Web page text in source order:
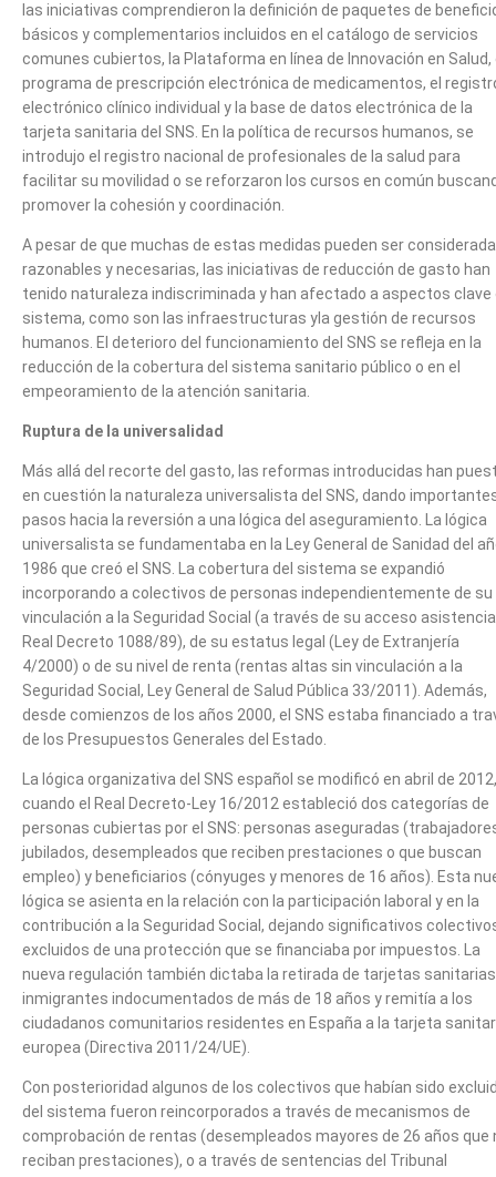
las iniciativas comprendieron la definición de paquetes de
básicos y complementarios incluidos en el catálogo de servicios
comunes cubiertos, la Plataforma en línea de Innovación en Salud,
programa de prescripción electrónica de medicamentos, el
electrónico clínico individual y la base de datos electrónica de la
tarjeta sanitaria del SNS. En la política de recursos humanos, se
introdujo el registro nacional de profesionales de la salud para
facilitar su movilidad o se reforzaron los cursos en común
promover la cohesión y coordinación.
A pesar de que muchas de estas medidas pueden ser
razonables y necesarias, las iniciativas de reducción de gasto han
tenido naturaleza indiscriminada y han afectado a aspectos clave
sistema, como son las infraestructuras yla gestión de recursos
humanos. El deterioro del funcionamiento del SNS se refleja en la
reducción de la cobertura del sistema sanitario público o en el
empeoramiento de la atención sanitaria.
Ruptura de la universalidad
Más allá del recorte del gasto, las reformas introducidas han
en cuestión la naturaleza universalista del SNS, dando
pasos hacia la reversión a una lógica del aseguramiento. La lógica
universalista se fundamentaba en la Ley General de Sanidad del
1986 que creó el SNS. La cobertura del sistema se expandió
incorporando a colectivos de personas independientemente de su
vinculación a la Seguridad Social (a través de su acceso
Real Decreto 1088/89), de su estatus legal (Ley de Extranjería
4/2000) o de su nivel de renta (rentas altas sin vinculación a la
Seguridad Social, Ley General de Salud Pública 33/2011). Además,
desde comienzos de los años 2000, el SNS estaba financiado a
de los Presupuestos Generales del Estado.
La lógica organizativa del SNS español se modificó en abril de 2012,
cuando el Real Decreto-Ley 16/2012 estableció dos categorías de
personas cubiertas por el SNS: personas aseguradas
jubilados, desempleados que reciben prestaciones o que buscan
empleo) y beneficiarios (cónyuges y menores de 16 años). Esta
lógica se asienta en la relación con la participación laboral y en la
contribución a la Seguridad Social, dejando significativos
excluidos de una protección que se financiaba por impuestos. La
nueva regulación también dictaba la retirada de tarjetas
inmigrantes indocumentados de más de 18 años y remitía a los
ciudadanos comunitarios residentes en España a la tarjeta
europea (Directiva 2011/24/UE).
Con posterioridad algunos de los colectivos que habían sido
del sistema fueron reincorporados a través de mecanismos de
comprobación de rentas (desempleados mayores de 26 años que
reciban prestaciones), o a través de sentencias del Tribunal